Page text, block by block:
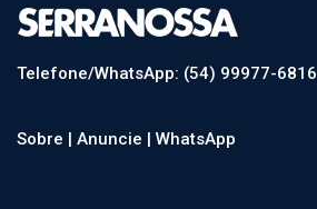
Telefone/WhatsApp: (54) 99977-6816
Sobre | Anuncie | WhatsApp